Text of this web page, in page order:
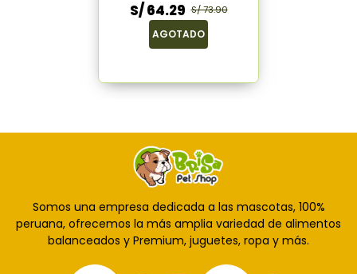
S/ 73.90
S/ 64.29
AGOTADO
Somos una empresa dedicada a las mascotas, 100%
peruana, ofrecemos la más amplia variedad de alimentos
balanceados y Premium, juguetes, ropa y más.